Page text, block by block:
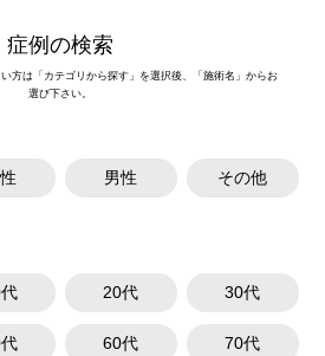
これにより噛み締めの改善、咬筋を減量し
ンのもたつきを改善する効果がございます。
量をお選びいただきます。メスを使わず注
イムはほとんどありません。効果は4～6か月
内出血、痛み、突っ張り感などが生じるこ
アレルギー、細菌感染症などが生じることが
は男性は3か月、女性は2か月避妊して頂く
円(税込)〜78,000円(税込)
症例の検索
方は「カテゴリから探す」を選択後、「施術名」からお
選び下さい。
男性 その他
20代 30代
60代 70代